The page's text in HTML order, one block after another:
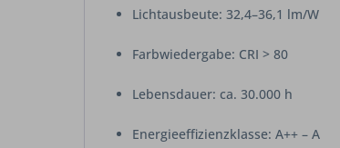
Lichtausbeute: 32,4–36,1 lm/W
Farbwiedergabe: CRI > 80
Lebensdauer: ca. 30.000 h
Energieeffizienzklasse: A++ – A